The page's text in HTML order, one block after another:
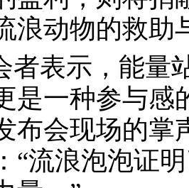
浪动物的救助
者表示，能量
是一种参与感
布会现场的掌
“流浪泡泡证